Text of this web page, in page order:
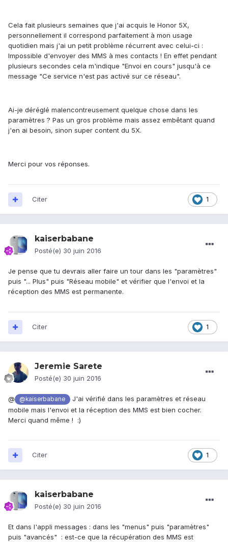
Cela fait plusieurs semaines que j'ai acquis le Honor 5X,
personnellement il correspond parfaitement à mon usage
quotidien mais j'ai un petit problème récurrent avec celui-ci :
Impossible d'envoyer des MMS à mes contacts ! En effet pendant
plusieurs secondes cela m'indique "Envoi en cours" jusqu'à ce
message "Ce service n'est pas activé sur ce réseau".
Ai-je déréglé malencontreusement quelque chose dans les
paramètres ? Pas un gros problème mais assez embêtant quand
j'en ai besoin, sinon super content du 5X.
Merci pour vos réponses.
1
Citer
kaiserbabane
Posté(e) 30 juin 2016
Je pense que tu devrais aller faire un tour dans les "paramètres"
puis "... Plus" puis "Réseau mobile" et vérifier que l'envoi et la
réception des MMS est permanente.
1
Citer
Jeremie Sarete
Posté(e) 30 juin 2016
@ @kaiserbabane
J'ai vérifié dans les paramètres et réseau
mobile mais l'envoi et la réception des MMS est bien cocher.
Merci quand même ! :)
1
Citer
kaiserbabane
Posté(e) 30 juin 2016
Et dans l'appli messages : dans les "menus" puis "paramètres"
puis "avancés" : est-ce que la récupération des MMS est